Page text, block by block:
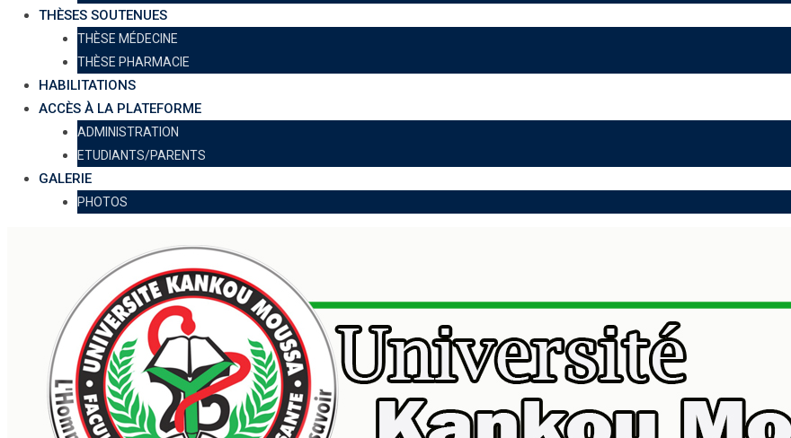
THÈSES SOUTENUES
THÈSE MÉDECINE
THÈSE PHARMACIE
HABILITATIONS
ACCÈS À LA PLATEFORME
ADMINISTRATION
ETUDIANTS/PARENTS
GALERIE
PHOTOS